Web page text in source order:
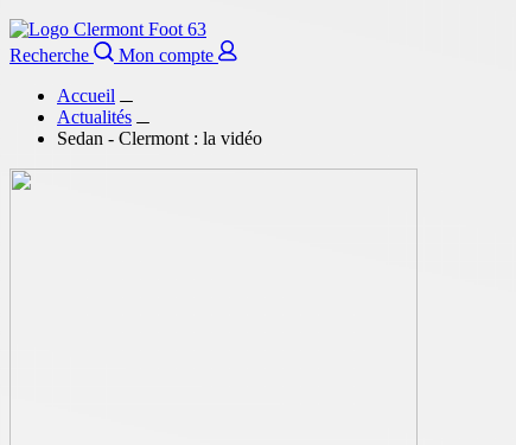
Recherche
Mon compte
Accueil
Actualités
Sedan - Clermont : la vidéo